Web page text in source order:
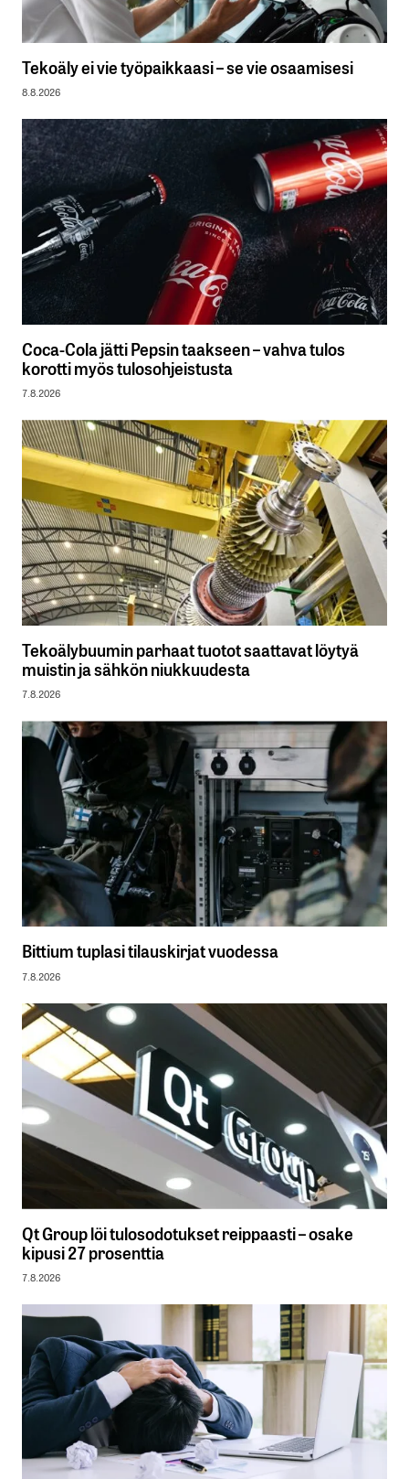
Tekoäly ei vie työpaikkaasi – se vie osaamisesi
8.8.2026
Coca-Cola jätti Pepsin taakseen – vahva tulos
korotti myös tulosohjeistusta
7.8.2026
Tekoälybuumin parhaat tuotot saattavat löytyä
muistin ja sähkön niukkuudesta
7.8.2026
Bittium tuplasi tilauskirjat vuodessa
7.8.2026
Qt Group löi tulosodotukset reippaasti – osake
kipusi 27 prosenttia
7.8.2026